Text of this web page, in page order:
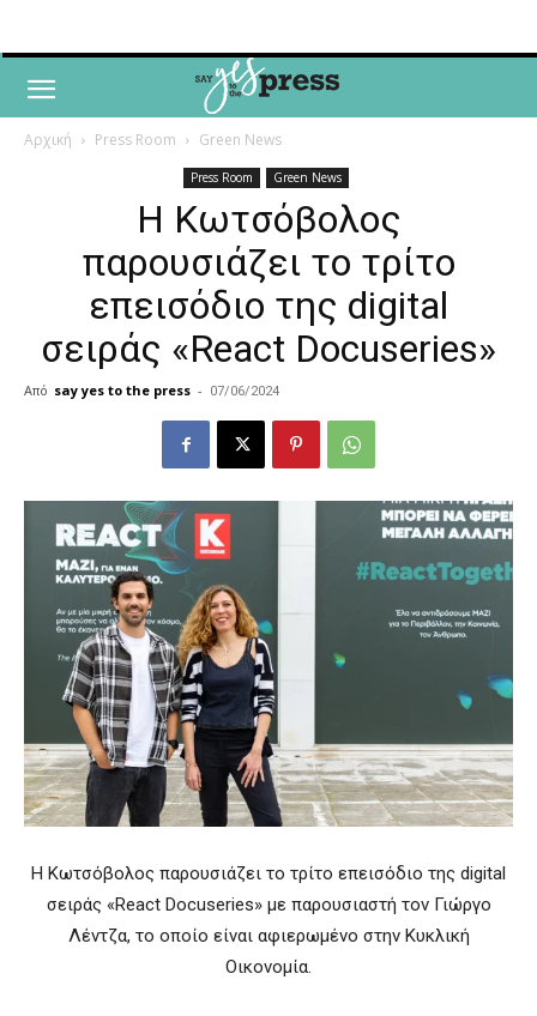
Αρχική Press Room Green News
Press Room Green News
H Κωτσόβολος
παρουσιάζει το τρίτο
επεισόδιο της digital
σειράς «React Docuseries»
Από say yes to the press - 07/06/2024
H Κωτσόβολος παρουσιάζει το τρίτο επεισόδιο της digital
σειράς «React Docuseries» με παρουσιαστή τον Γιώργο
Λέντζα, το οποίο είναι αφιερωμένο στην Κυκλική
Οικονομία.